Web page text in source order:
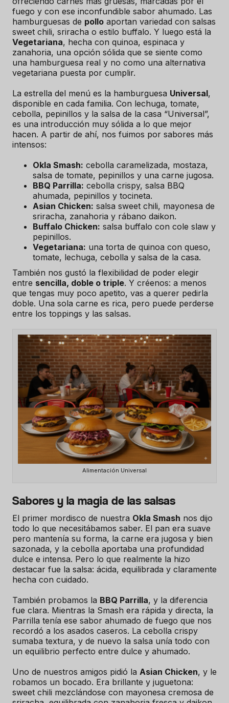
fuego y con ese inconfundible sabor ahumado. Las
hamburguesas de pollo aportan variedad con salsas
sweet chili, sriracha o estilo buffalo. Y luego está la
Vegetariana, hecha con quinoa, espinaca y
zanahoria, una opción sólida que se siente como
una hamburguesa real y no como una alternativa
vegetariana puesta por cumplir.
La estrella del menú es la hamburguesa Universal,
disponible en cada familia. Con lechuga, tomate,
cebolla, pepinillos y la salsa de la casa “Universal”,
es una introducción muy sólida a lo que mejor
hacen. A partir de ahí, nos fuimos por sabores más
intensos:
Okla Smash: cebolla caramelizada, mostaza,
salsa de tomate, pepinillos y una carne jugosa.
BBQ Parrilla: cebolla crispy, salsa BBQ
ahumada, pepinillos y tocineta.
Asian Chicken: salsa sweet chili, mayonesa de
sriracha, zanahoria y rábano daikon.
Buffalo Chicken: salsa buffalo con cole slaw y
pepinillos.
Vegetariana: una torta de quinoa con queso,
tomate, lechuga, cebolla y salsa de la casa.
También nos gustó la flexibilidad de poder elegir
entre sencilla, doble o triple. Y créenos: a menos
que tengas muy poco apetito, vas a querer pedirla
doble. Una sola carne es rica, pero puede perderse
entre los toppings y las salsas.
Alimentación Universal
Sabores y la magia de las salsas
El primer mordisco de nuestra Okla Smash nos dijo
todo lo que necesitábamos saber. El pan era suave
pero mantenía su forma, la carne era jugosa y bien
sazonada, y la cebolla aportaba una profundidad
dulce e intensa. Pero lo que realmente la hizo
destacar fue la salsa: ácida, equilibrada y claramente
hecha con cuidado.
También probamos la BBQ Parrilla, y la diferencia
fue clara. Mientras la Smash era rápida y directa, la
Parrilla tenía ese sabor ahumado de fuego que nos
recordó a los asados caseros. La cebolla crispy
sumaba textura, y de nuevo la salsa unía todo con
un equilibrio perfecto entre dulce y ahumado.
Uno de nuestros amigos pidió la Asian Chicken, y le
robamos un bocado. Era brillante y juguetona:
sweet chili mezclándose con mayonesa cremosa de